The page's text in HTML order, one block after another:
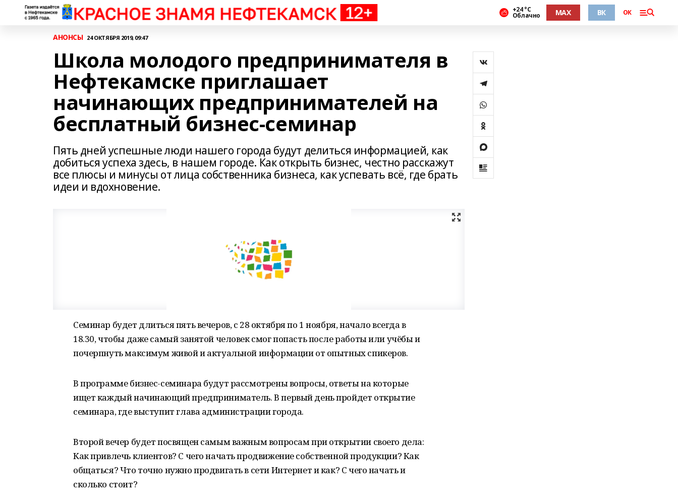
+24 °С
Облачно MAX ВК ОК
АНОНСЫ 24 ОКТЯБРЯ 2019, 09:47
Школа молодого предпринимателя в
Нефтекамске приглашает
начинающих предпринимателей на
бесплатный бизнес-семинар
Пять дней успешные люди нашего города будут делиться информацией, как
добиться успеха здесь, в нашем городе. Как открыть бизнес, честно расскажут
все плюсы и минусы от лица собственника бизнеса, как успевать всё, где брать
идеи и вдохновение.
Семинар будет длиться пять вечеров, с 28 октября по 1 ноября, начало всегда в
18.30, чтобы даже самый занятой человек смог попасть после работы или учёбы и
почерпнуть максимум живой и актуальной информации от опытных спикеров.
В программе бизнес-семинара будут рассмотрены вопросы, ответы на которые
ищет каждый начинающий предприниматель. В первый день пройдет открытие
семинара, где выступит глава администрации города.
Второй вечер будет посвящен самым важным вопросам при открытии своего дела:
Как привлечь клиентов? С чего начать продвижение собственной продукции? Как
общаться? Что точно нужно продвигать в сети Интернет и как? С чего начать и
сколько стоит?